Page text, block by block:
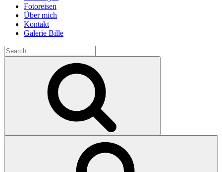
Fotoreisen
Über mich
Kontakt
Galerie Bille
Search
for: